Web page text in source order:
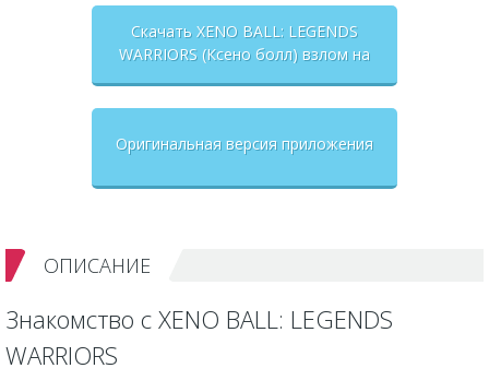
Скачать XENO BALL: LEGENDS
WARRIORS (Ксено болл) взлом на
Оригинальная версия приложения
ОПИСАНИЕ
Знакомство с XENO BALL: LEGENDS
WARRIORS